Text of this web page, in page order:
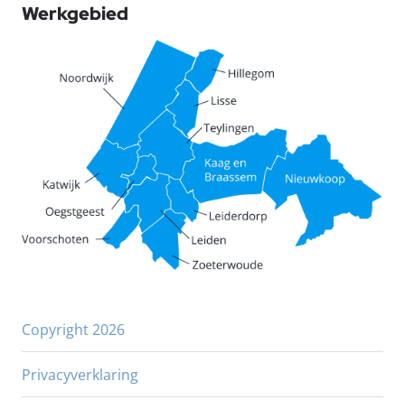
Werkgebied
Copyright 2026
Privacyverklaring